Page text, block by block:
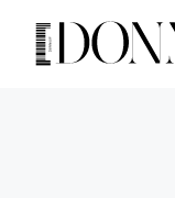
contenuto